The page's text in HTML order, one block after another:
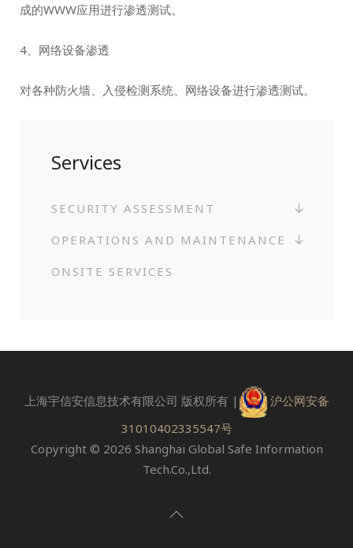
成的WWW应用进行渗透测试。
4、网络设备渗透
对各种防火墙、入侵检测系统、网络设备进行渗透测试。
Services
SECURITY ASSESSMENT
OPERATIONS AND MAINTENANCE
ONSITE SERVICES
上海宇信安信息技术有限公司 版权所有 |
沪公网安备
31010402335547号
Copyright © 2026 Shanghai Global Safe Information
Tech.Co.,Ltd.